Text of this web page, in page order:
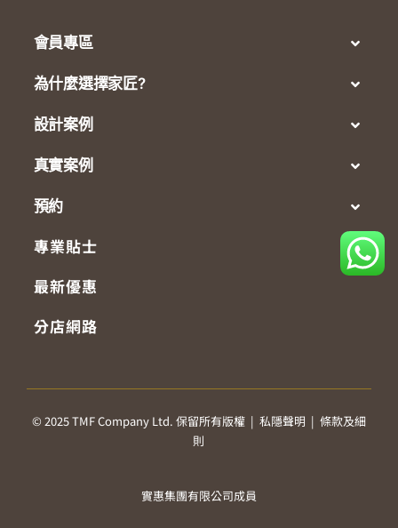
會員專區
為什麼選擇家匠?
設計案例
真實案例
預約
專業貼士
最新優惠
分店網路
© 2025 TMF Company Ltd. 保留所有版權 |私隱聲明 |條款及細
則
實惠集團有限公司成員